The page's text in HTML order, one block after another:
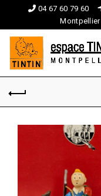
04 67 60 79 60
Montpellier